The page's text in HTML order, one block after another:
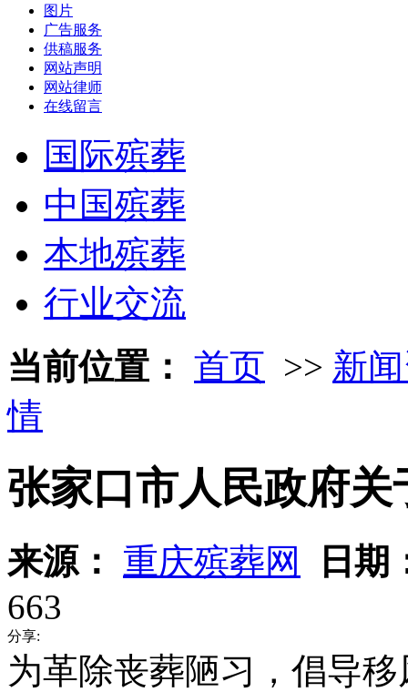
图片
广告服务
供稿服务
网站声明
网站律师
在线留言
国际殡葬
中国殡葬
本地殡葬
行业交流
当前位置： 首页 >> 新
情
张家口市人民政府
来源： 重庆殡葬网
日期
663
分享:
为革除丧葬陋习，倡导